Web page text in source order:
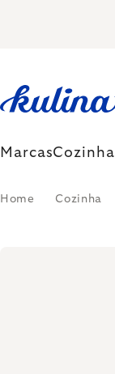
MarcasCozinha
Home Cozinha